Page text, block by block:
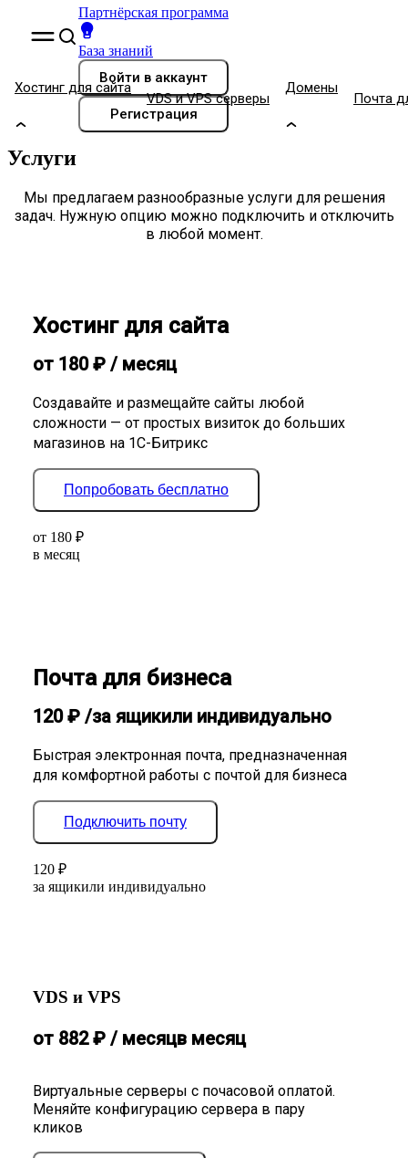
Партнёрская программа
База знаний
Войти в аккаунт
Регистрация
Хостинг для сайта
VDS и VPS серверы
Домены
Почта
Услуги
Мы предлагаем разнообразные услуги для решения
задач. Нужную опцию можно подключить и отключить
в любой момент.
Хостинг для сайта
от 180₽ / месяц
Создавайте и размещайте сайты любой
сложности — от простых визиток до больших
магазинов на 1С-Битрикс
Попробовать бесплатно
от 180 ₽
в месяц
Почта для бизнеса
120₽ /за ящикили индивидуально
Быстрая электронная почта, предназначенная
для комфортной работы с почтой для бизнеса
Подключить почту
120 ₽
за ящикили индивидуально
VDS и VPS
Виртуальные серверы с почасовой оплатой.
Меняйте конфигурацию сервера в пару
кликов
от 882₽ / месяцв месяц